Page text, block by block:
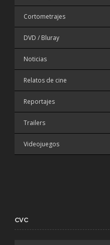
Cortometrajes
DVD / Bluray
Noticias
Relatos de cine
Reportajes
Trailers
Videojuegos
CVC